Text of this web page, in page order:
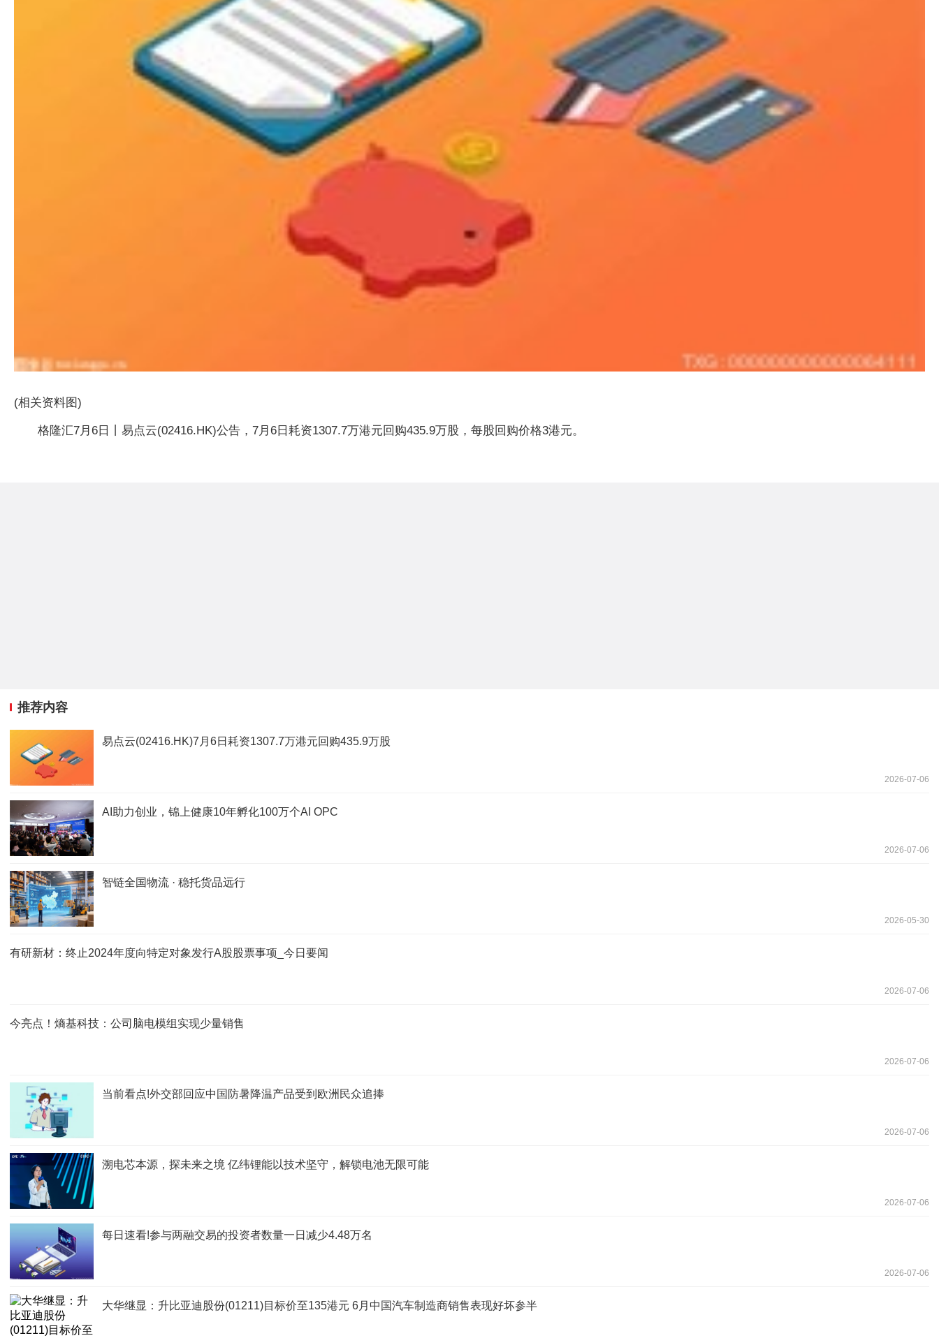
(相关资料图)
格隆汇7月6日丨易点云(02416.HK)公告，7月6日耗资1307.7万港元回购435.9万股，每股回购价格3港元。
推荐内容
易点云(02416.HK)7月6日耗资1307.7万港元回购435.9万股
2026-07-06
AI助力创业，锦上健康10年孵化100万个AI OPC
2026-07-06
智链全国物流 · 稳托货品远行
2026-05-30
有研新材：终止2024年度向特定对象发行A股股票事项_今日要闻
2026-07-06
今亮点！熵基科技：公司脑电模组实现少量销售
2026-07-06
当前看点!外交部回应中国防暑降温产品受到欧洲民众追捧
2026-07-06
溯电芯本源，探未来之境 亿纬锂能以技术坚守，解锁电池无限可能
2026-07-06
每日速看!参与两融交易的投资者数量一日减少4.48万名
2026-07-06
大华继显：升比亚迪股份(01211)目标价至135港元 6月中国汽车制造商销售表现好坏参半